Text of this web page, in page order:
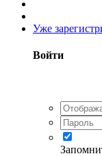
Уже
Войти